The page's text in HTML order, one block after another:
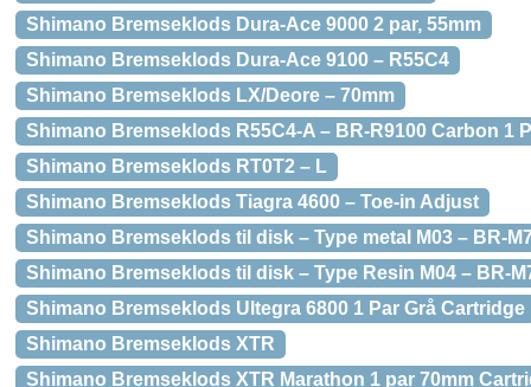
Shimano Bremseklods Dura-Ace 9000 2 par, 55mm
Shimano Bremseklods Dura-Ace 9100 – R55C4
Shimano Bremseklods LX/Deore – 70mm
Shimano Bremseklods R55C4-A – BR-R9100 Carbon 1
Shimano Bremseklods RT0T2 – L
Shimano Bremseklods Tiagra 4600 – Toe-in Adjust
Shimano Bremseklods til disk – Type metal M03 – BR-
Shimano Bremseklods til disk – Type Resin M04 – BR-
Shimano Bremseklods Ultegra 6800 1 Par Grå Cartridge
Shimano Bremseklods XTR
Shimano Bremseklods XTR Marathon 1 par 70mm